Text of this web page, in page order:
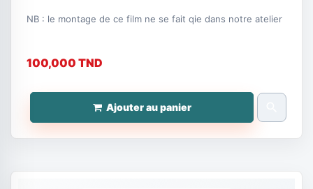
NB : le montage de ce film ne se fait qie dans notre atelier
100,000 TND
Ajouter au panier